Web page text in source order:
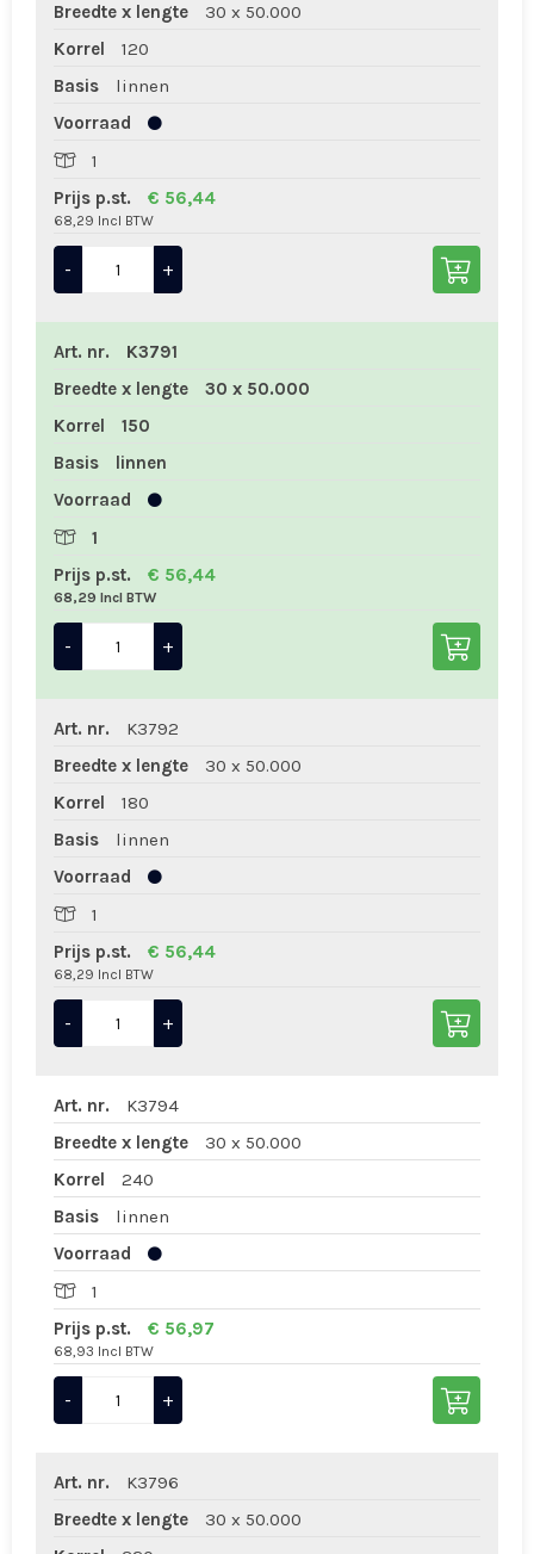
Breedte x lengte
30 x 50.000
Korrel
120
Basis
linnen
Voorraad
1
Prijs p.st.
€ 56,44
68,29 Incl BTW
- +
Art. nr.
K3791
Breedte x lengte
30 x 50.000
Korrel
150
Basis
linnen
Voorraad
1
Prijs p.st.
€ 56,44
68,29 Incl BTW
- +
Art. nr.
K3792
Breedte x lengte
30 x 50.000
Korrel
180
Basis
linnen
Voorraad
1
Prijs p.st.
€ 56,44
68,29 Incl BTW
- +
Art. nr.
K3794
Breedte x lengte
30 x 50.000
Korrel
240
Basis
linnen
Voorraad
1
Prijs p.st.
€ 56,97
68,93 Incl BTW
- +
Art. nr.
K3796
Breedte x lengte
30 x 50.000